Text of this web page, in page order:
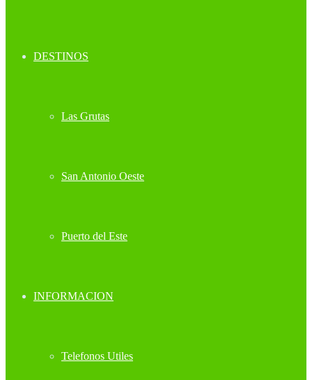
DESTINOS
Las Grutas
San Antonio Oeste
Puerto del Este
INFORMACION
Telefonos Utiles